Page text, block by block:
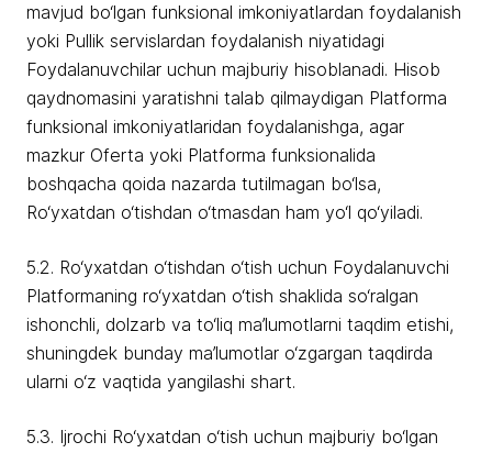
mavjud bo‘lgan funksional imkoniyatlardan foydalanish
yoki Pullik servislardan foydalanish niyatidagi
Foydalanuvchilar uchun majburiy hisoblanadi. Hisob
qaydnomasini yaratishni talab qilmaydigan Platforma
funksional imkoniyatlaridan foydalanishga, agar
mazkur Oferta yoki Platforma funksionalida
boshqacha qoida nazarda tutilmagan bo‘lsa,
Ro‘yxatdan o‘tishdan o‘tmasdan ham yo‘l qo‘yiladi.
5.2. Ro‘yxatdan o‘tishdan o‘tish uchun Foydalanuvchi
Platformaning ro‘yxatdan o‘tish shaklida so‘ralgan
ishonchli, dolzarb va to‘liq ma’lumotlarni taqdim etishi,
shuningdek bunday ma’lumotlar o‘zgargan taqdirda
ularni o‘z vaqtida yangilashi shart.
5.3. Ijrochi Ro‘yxatdan o‘tish uchun majburiy bo‘lgan